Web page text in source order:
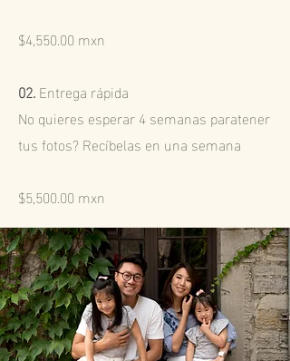
$4,550.00 mxn
02.Entrega rápida
No quieres esperar 4 semanas paratener
tus fotos? Recíbelas en una semana
$5,500.00 mxn